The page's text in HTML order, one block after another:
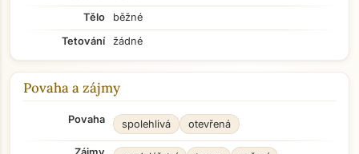
Tělo
běžné
Tetování
žádné
Povaha a zájmy
Povaha spolehlivá otevřená